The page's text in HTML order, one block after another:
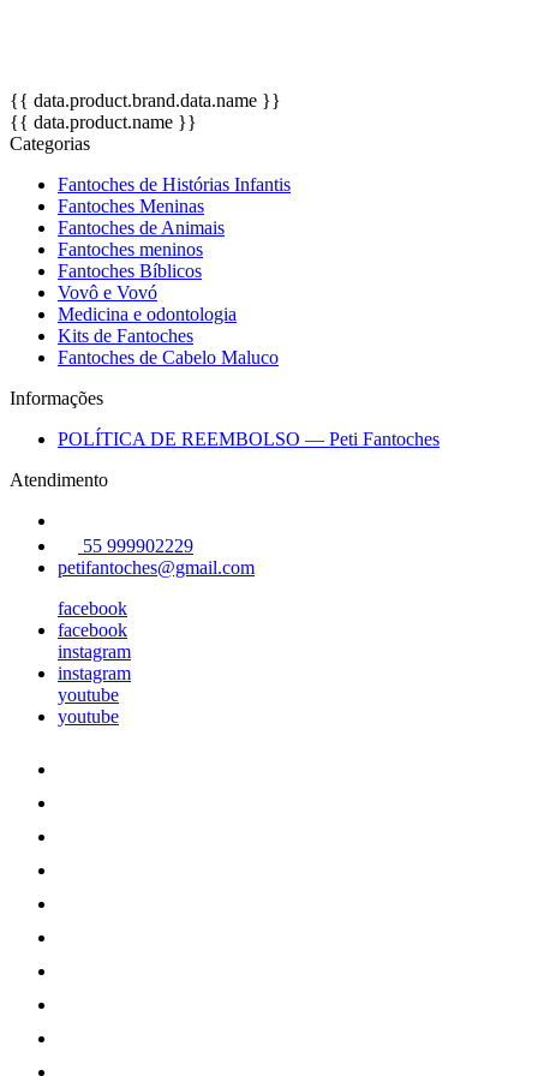
{{ data.product.brand.data.name }}
{{ data.product.name }}
Categorias
Fantoches de Histórias Infantis
Fantoches Meninas
Fantoches de Animais
Fantoches meninos
Fantoches Bíblicos
Vovô e Vovó
Medicina e odontologia
Kits de Fantoches
Fantoches de Cabelo Maluco
Informações
POLÍTICA DE REEMBOLSO — Peti Fantoches
Atendimento
55 999902229
petifantoches@gmail.com
facebook
facebook
instagram
instagram
youtube
youtube